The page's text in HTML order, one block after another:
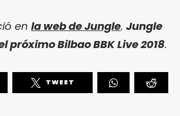
en la web de Jungle. Jungle
próximo Bilbao BBK Live 2018.
TWEET